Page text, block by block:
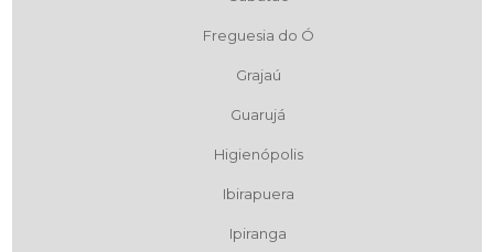
Freguesia do Ó
Grajaú
Guarujá
Higienópolis
Ibirapuera
Ipiranga